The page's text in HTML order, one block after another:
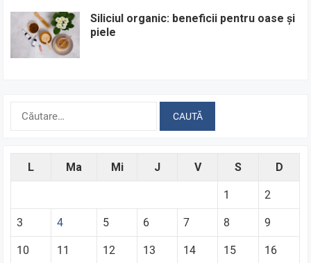
Siliciul organic: beneficii pentru oase și
piele
Caută
L Ma Mi J V S D
1 2
3 4 5 6 7 8 9
10 11 12 13 14 15 16